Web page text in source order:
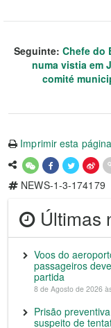
Seguinte: Chefe do
numa vistia em
comité
Imprimir esta página
NEWS-1-3-174179
Últimas
Voos do
passageiros
partida
8 de Agosto de 2026
Prisão
suspeito de